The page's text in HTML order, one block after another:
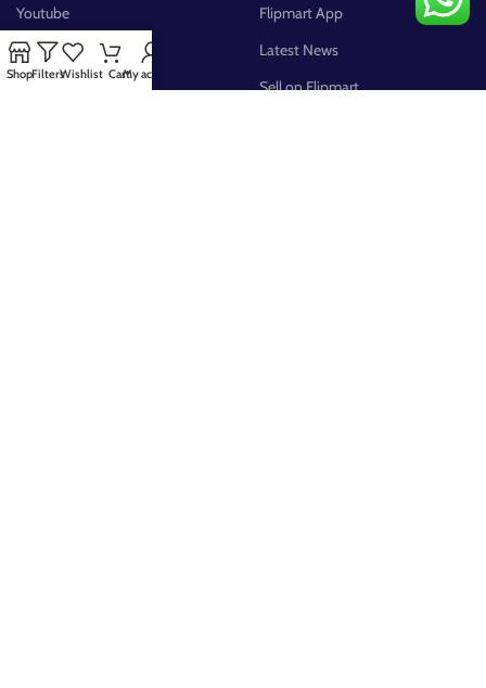
Youtube
Pinterest
FB Group
Flipmart App
Latest News
Sell on Flipmart
ShopFiltersWishlist CartMy account